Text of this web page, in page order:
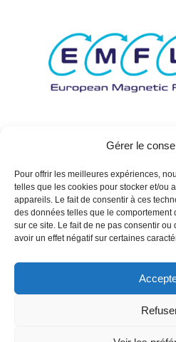
Gérer le
Pour offrir les meilleures expériences,
telles que les cookies pour stocker et/ou
appareils. Le fait de consentir à ces
des données telles que le
sur ce site. Le fait de ne pas consentir
avoir un effet négatif sur certaines